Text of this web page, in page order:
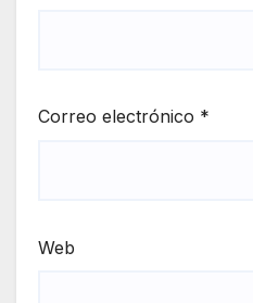
Correo electrónico *
Web